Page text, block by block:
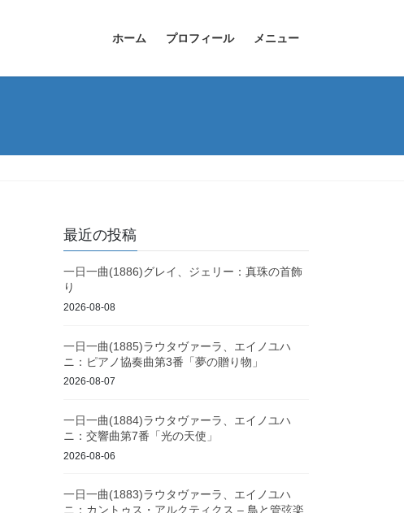
ホーム プロフィール メニュー
最近の投稿
一日一曲(1886)グレイ、ジェリー：真珠の首飾
り
2026-08-08
一日一曲(1885)ラウタヴァーラ、エイノユハ
ニ：ピアノ協奏曲第3番「夢の贈り物」
2026-08-07
一日一曲(1884)ラウタヴァーラ、エイノユハ
ニ：交響曲第7番「光の天使」
2026-08-06
一日一曲(1883)ラウタヴァーラ、エイノユハ
ニ：カントゥス・アルクティクス – 鳥と管弦楽